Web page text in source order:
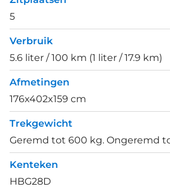
5
Verbruik
5.6 liter / 100 km (1 liter / 17.9 km)
Afmetingen
176x402x159 cm
Trekgewicht
Geremd tot 600 kg. Ongeremd
Kenteken
HBG28D